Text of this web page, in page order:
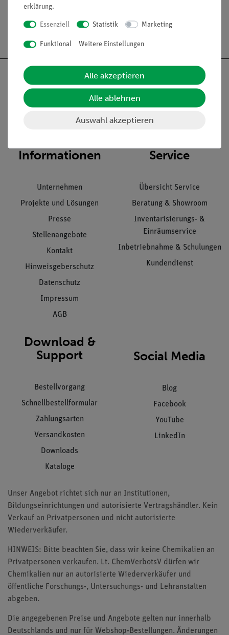
Versandkostenfrei ab 300,- €
Nach oben
Informationen
Unternehmen
Projekte und Lösungen
Presse
Stellenangebote
Kontakt
Hinweisgeberschutz
Datenschutz
Impressum
AGB
Service
Übersicht Service
Beratung & Showroom
Inventarisierungs- &
Einräumservice
Inbetriebnahme & Schulungen
Kundendienst
Download &
Support
Bestellvorgang
Schnellbestellformular
Zahlungsarten
Versandkosten
Downloads
Kataloge
Social Media
Blog
Facebook
YouTube
LinkedIn
Unser Angebot richtet sich nur an Institutionen,
Bildungseinrichtungen und autorisierte Vertragshändler. Kein
Verkauf an Privatpersonen und nicht autorisierte
Wiederverkäufer.
HINWEIS: Bitte beachten Sie, dass wir keine Chemikalien an
Privatpersonen verkaufen. Lt. ChemVerbotsV dürfen wir
Chemikalien nur an autorisierte Wiederverkäufer und
öffentliche Forschungs-, Untersuchungs- und Lehranstalten
abgeben.
Die angegebenen Preise und Angebote gelten nur innerhalb
Deutschlands und nur für Webshop-Bestellungen. Änderungen
erklärung.
Essenziell Statistik Marketing
Funktional Weitere Einstellungen
Alle akzeptieren
Alle ablehnen
Auswahl akzeptieren